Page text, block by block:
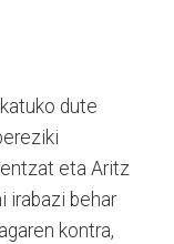
dute
eta Aritz
irabazi behar
kontra,